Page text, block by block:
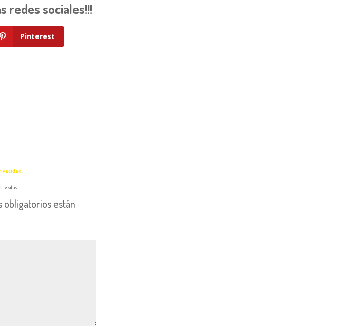
redes sociales!!!
Pinterest
visitas.
obligatorios están